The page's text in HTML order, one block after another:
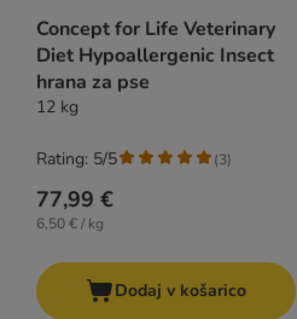
Concept for Life Veterinary
Diet Hypoallergenic Insect
hrana za pse
12 kg
77,99 €
6,50 € / kg
Rating: 5/5 (3)
Dodaj v košarico